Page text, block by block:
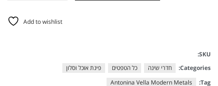
Add to wishlist
SKU:
Categories:
חדרי שינה כל הטפטים
פינת אוכל וסלון
Tag:
Antonina Vella Modern Metals